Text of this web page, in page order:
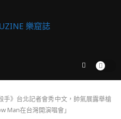
手》台北記者會秀中文，帥氣展露舉槍
Man在台灣開演唱會」